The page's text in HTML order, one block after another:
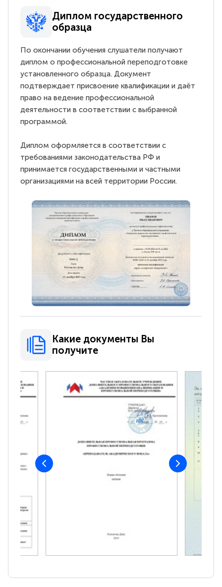
Диплом государственного
образца
По окончании обучения слушатели получают
диплом о профессиональной переподготовке
установленного образца. Документ
подтверждает присвоение квалификации и даёт
право на ведение профессиональной
деятельности в соответствии с выбранной
программой.
Диплом оформляется в соответствии с
требованиями законодательства РФ и
принимается государственными и частными
организациями на всей территории России.
Какие документы Вы
получите